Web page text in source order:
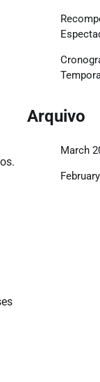
Arquivo
March